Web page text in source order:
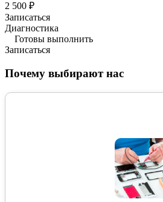
2 500 ₽
Записаться
Диагностика
Готовы выполнить
Записаться
Почему выбирают нас